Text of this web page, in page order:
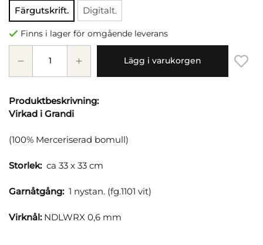
Färgutskrift.
Digitalt.
Finns i lager för omgående leverans
Lägg i varukorgen
Produktbeskrivning:
Virkad i Grandi
(100% Merceriserad bomull)
Storlek: ca 33 x 33 cm
Garnåtgång:1 nystan. (fg.1101 vit)
Virknål:NDLWRX 0,6 mm